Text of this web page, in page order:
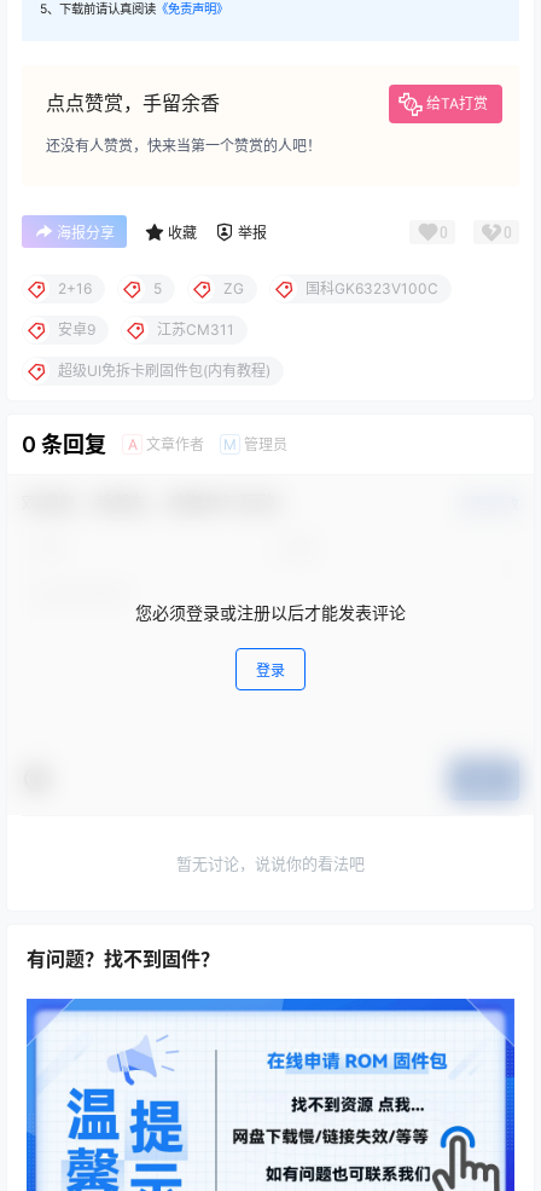
5、下载前请认真阅读 《免责声明》
点点赞赏，手留余香 给TA打赏
还没有人赞赏，快来当第一个赞赏的人吧！
海报分享 收藏 举报 0 0
2+16 5 ZG 国科GK6323V100C
安卓9 江苏CM311
超级UI免拆卡刷固件包(内有教程)
0 条回复 A 文章作者 M 管理员
您必须登录或注册以后才能发表评论
登录
暂无讨论，说说你的看法吧
有问题？找不到固件？